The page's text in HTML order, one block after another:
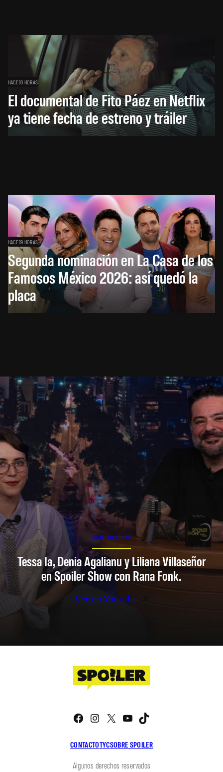
HACE 10 HORAS
El documental de Fito Páez en Netflix
ya tiene fecha de estreno y tráiler
HACE 19 HORAS
Segunda nominación en La Casa de los
Famosos México 2026: así quedó la
placa
SPOILER SHOW
Tessa Ia, Denia Agalianu y Liliana Villaseñor
en Spoiler Show con Rana Fonk.
Ver en Youtube
CONTACTOTYCSOBRE SPOILER
Facebook
Instagram
X YouTube
Algunos derechos reservados